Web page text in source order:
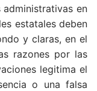
en
estatales deben
y claras, en el
razones por las
legitima el
o una falsa